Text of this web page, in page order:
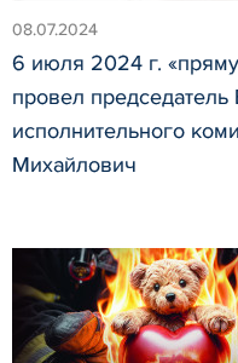
08.07.2024
6 июля 2024 г.
провел
исполнительного
Михайлович